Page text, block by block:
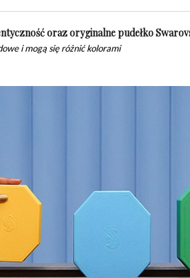
oraz oryginalne pudełko
i mogą się różnić kolorami